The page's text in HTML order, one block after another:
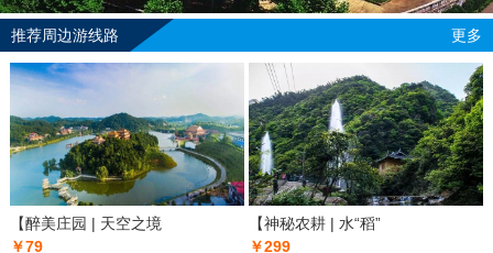
推荐周边游线路 更多
【醉美庄园 | 天空之境
￥79
【神秘农耕 | 水“稻”
￥299